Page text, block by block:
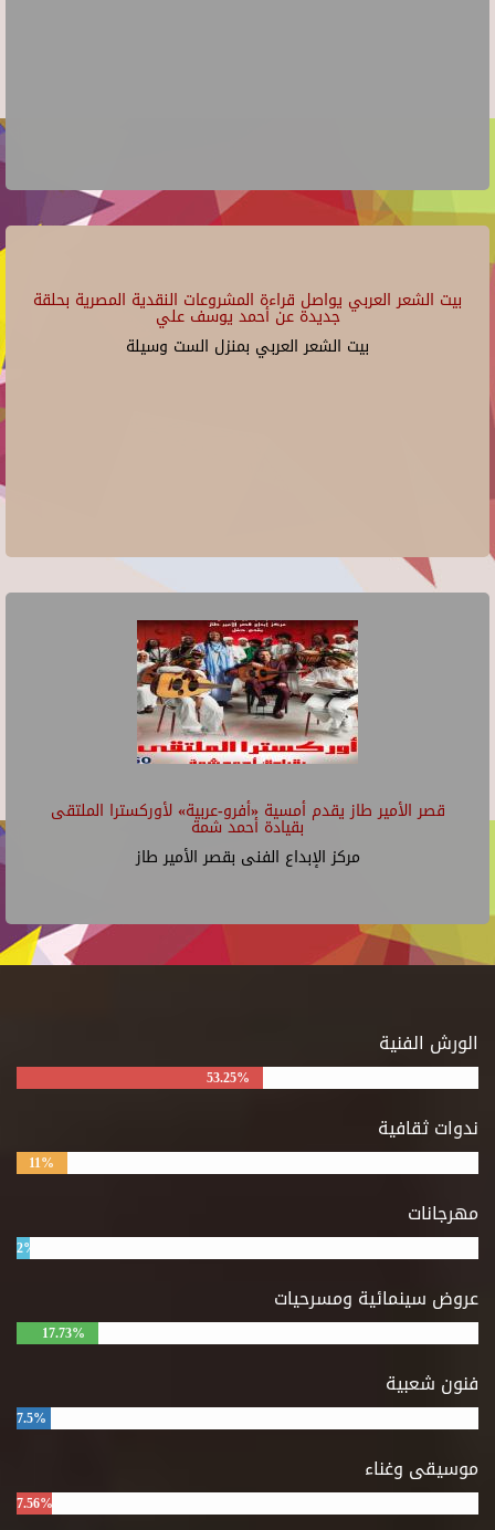
بيت الشعر العربي يواصل قراءة المشروعات النقدية المصرية بحلقة
جديدة عن أحمد يوسف علي
بيت الشعر العربي بمنزل الست وسيلة
قصر الأمير طاز يقدم أمسية «أفرو-عربية» لأوركسترا الملتقى
بقيادة أحمد شمة
مركز الإبداع الفنى بقصر الأمير طاز
الورش الفنية
53.25%
ندوات ثقافية
11%
مهرجانات
2%
عروض سينمائية ومسرحيات
17.73%
فنون شعبية
7.5%
موسيقى وغناء
7.56%